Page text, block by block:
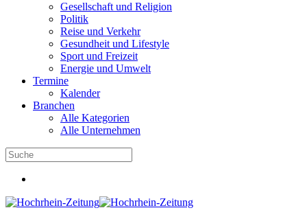
Gesellschaft und Religion
Politik
Reise und Verkehr
Gesundheit und Lifestyle
Sport und Freizeit
Energie und Umwelt
Termine
Kalender
Branchen
Alle Kategorien
Alle Unternehmen